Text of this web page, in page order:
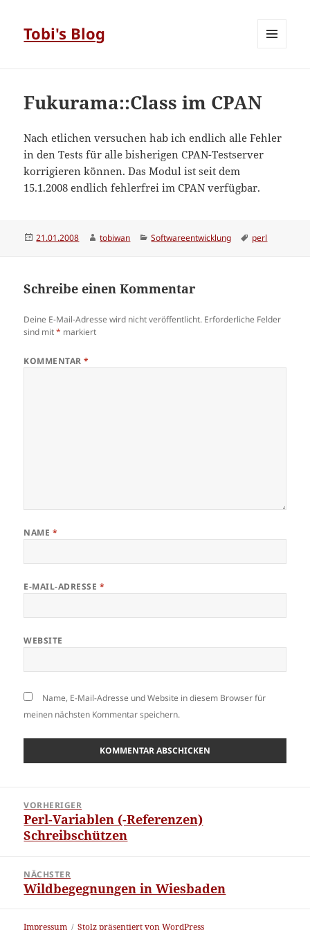
Tobi's Blog
Fukurama::Class im CPAN
Nach etlichen versuchen hab ich endlich alle Fehler
in den Tests für alle bisherigen CPAN-Testserver
korrigieren können. Das Modul ist seit dem
15.1.2008 endlich fehlerfrei im CPAN verfügbar.
Veröffentlicht
21.01.2008 Autor
tobiwan Kategorien
Softwareentwicklung Schlagwörter
perl
Schreibe einen Kommentar
Deine E-Mail-Adresse wird nicht veröffentlicht. Erforderliche Felder
sind mit* markiert
KOMMENTAR*
NAME *
E-MAIL-ADRESSE *
WEBSITE
Name, E-Mail-Adresse und Website in diesem Browser für
meinen nächsten Kommentar speichern.
VORHERIGER
Vorheriger
Beitrag:
Perl-Variablen (-Referenzen)
Schreibschützen
NÄCHSTER
Nächster
Wildbegegnungen in Wiesbaden
Impressum Stolz präsentiert von WordPress